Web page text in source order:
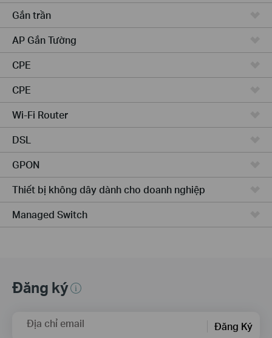
Gắn trần
AP Gắn Tường
CPE
CPE
Wi-Fi Router
DSL
GPON
Thiết bị không dây dành cho doanh nghiệp
Managed Switch
Đăng ký
Địa chỉ email Đăng Ký